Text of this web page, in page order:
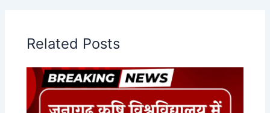
Related Posts